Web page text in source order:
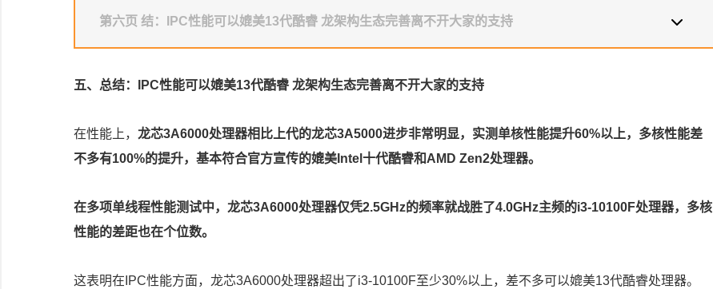
第六页 结：IPC性能可以媲美13代酷睿 龙架构生态完善离不开大家的支持
五、总结：IPC性能可以媲美13代酷睿 龙架构生态完善离不开大家的支持
在性能上， 龙芯3A6000处理器相比上代的龙芯3A5000进步非常明显，实测单核性能提升60%以上，多核性能差
不多有100%的提升，基本符合官方宣传的媲美Intel十代酷睿和AMD Zen2处理器。
在多项单线程性能测试中，龙芯3A6000处理器仅凭2.5GHz的频率就战胜了4.0GHz主频的i3-10100F处理器，多核
性能的差距也在个位数。
这表明在IPC性能方面，龙芯3A6000处理器超出了i3-10100F至少30%以上，差不多可以媲美13代酷睿处理器。